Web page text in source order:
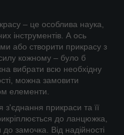
– це особлива наука,
інструментів. А ось
або створити прикрасу з
кожному – було б
вибрати всю необхідну
можна замовити
елементи.
з'єднання прикраси та її
до ланцюжка,
замочка. Від надійності